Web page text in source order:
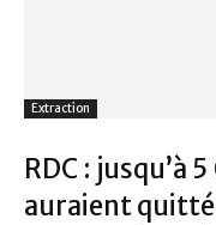
Extraction
RDC : jusqu’à
auraient quitté